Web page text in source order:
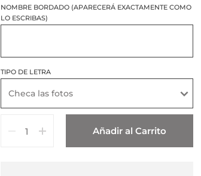
NOMBRE BORDADO (APARECERÁ EXACTAMENTE COMO
LO ESCRIBAS)
TIPO DE LETRA
Añadir al Carrito